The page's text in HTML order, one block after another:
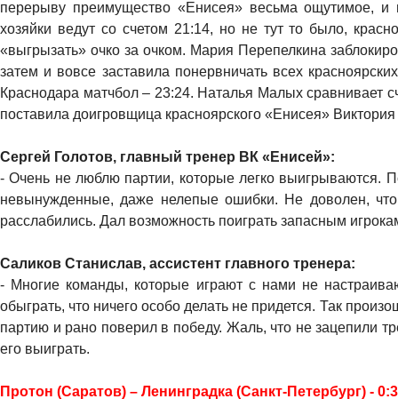
перерыву преимущество «Енисея» весьма ощутимое, и
хозяйки ведут со счетом 21:14, но не тут то было,
«выгрызать» очко за очком. Мария Перепелкина
затем и вовсе заставила понервничать всех
Краснодара матчбол – 23:24. Наталья Малых сравнивает
поставила доигровщица красноярского «Енисея»
Сергей Голотов, главный тренер ВК «Енисей»:
- Очень не люблю партии, которые легко выигрываются.
невынужденные, даже нелепые ошибки. Не доволен,
расслабились. Дал возможность поиграть запасным
Саликов Станислав, ассистент главного тренера:
- Многие команды, которые играют с нами не
обыграть, что ничего особо делать не придется. Так
партию и рано поверил в победу. Жаль, что не зацепили
его выиграть.
Протон (Саратов) – Ленинградка (Санкт-Петербург) -